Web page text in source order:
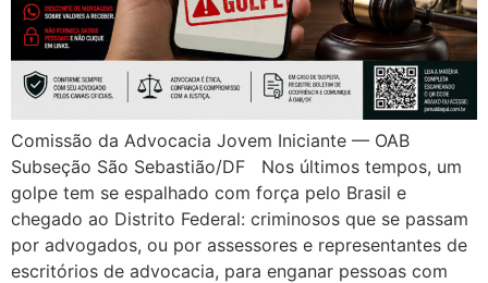
Comissão da Advocacia Jovem Iniciante — OAB
Subseção São Sebastião/DF Nos últimos tempos, um
golpe tem se espalhado com força pelo Brasil e
chegado ao Distrito Federal: criminosos que se passam
por advogados, ou por assessores e representantes de
escritórios de advocacia, para enganar pessoas com